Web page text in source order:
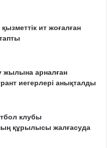
ит жоғалған
жылына арналған
иегерлері анықталды
клубы
құрылысы жалғасуда